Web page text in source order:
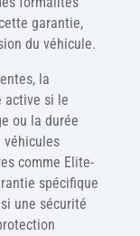
garantie,
du véhicule.
la
active si le
ou la durée
véhicules
comme Elite-
spécifique
une sécurité